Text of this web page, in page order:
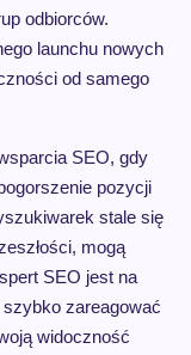
odbiorców.
launchu nowych
od samego
SEO, gdy
pozycji
stale się
mogą
SEO jest na
zareagować
widoczność